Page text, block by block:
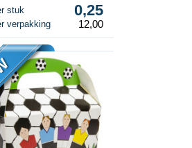
stuk 0,25
verpakking 12,00